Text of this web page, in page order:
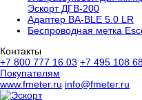
Эскорт ДГВ-200
Aдаптер BA-BLE 5.0 LR
Беспроводная метка
Контакты
+7 800 777 16 03 +7 495 108
Покупателям
www.fmeter.ru info@fmeter.ru